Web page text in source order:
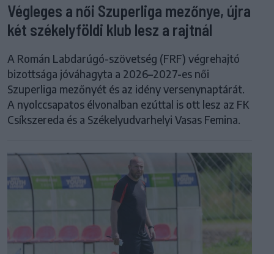
Végleges a női Szuperliga mezőnye, újra
két székelyföldi klub lesz a rajtnál
A Román Labdarúgó-szövetség (FRF) végrehajtó
bizottsága jóváhagyta a 2026–2027-es női
Szuperliga mezőnyét és az idény versenynaptárát.
A nyolccsapatos élvonalban ezúttal is ott lesz az FK
Csíkszereda és a Székelyudvarhelyi Vasas Femina.